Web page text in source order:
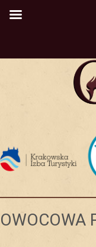
OWOCOWA